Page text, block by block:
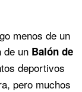
menos de un
de un Balón de
deportivos
pero muchos